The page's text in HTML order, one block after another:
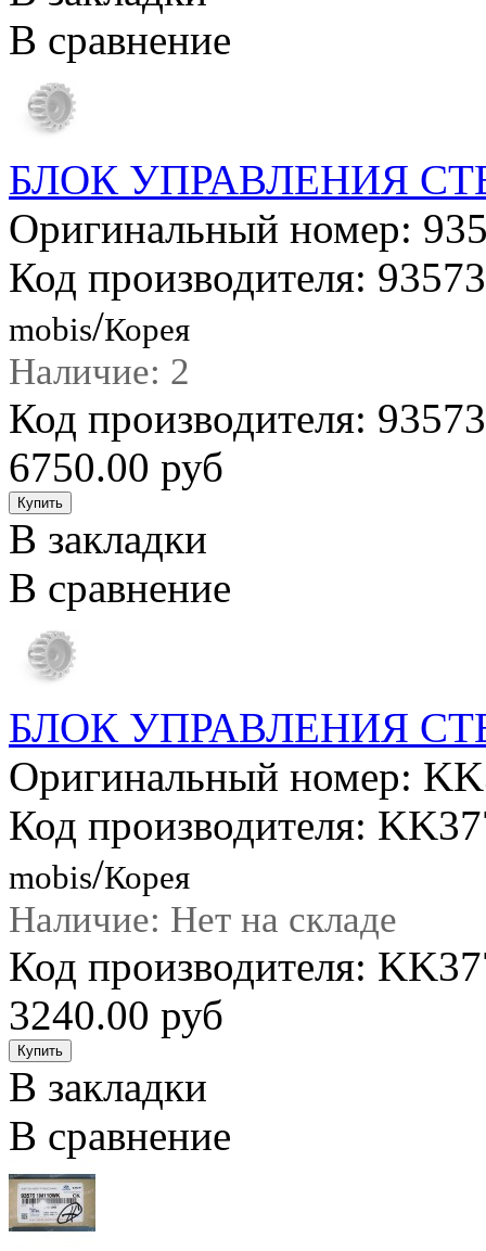
В сравнение
БЛОК УПРАВЛЕНИЯ
Оригинальный номер:
Код производителя:
mobis/Корея
Наличие: 2
Код производителя:
6750.00 руб
В закладки
В сравнение
БЛОК УПРАВЛЕНИЯ
Оригинальный номер:
Код производителя:
mobis/Корея
Наличие: Нет на складе
Код производителя:
3240.00 руб
В закладки
В сравнение